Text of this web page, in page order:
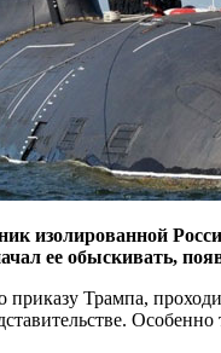
изолированной
ее обыскивать,
Трампа,